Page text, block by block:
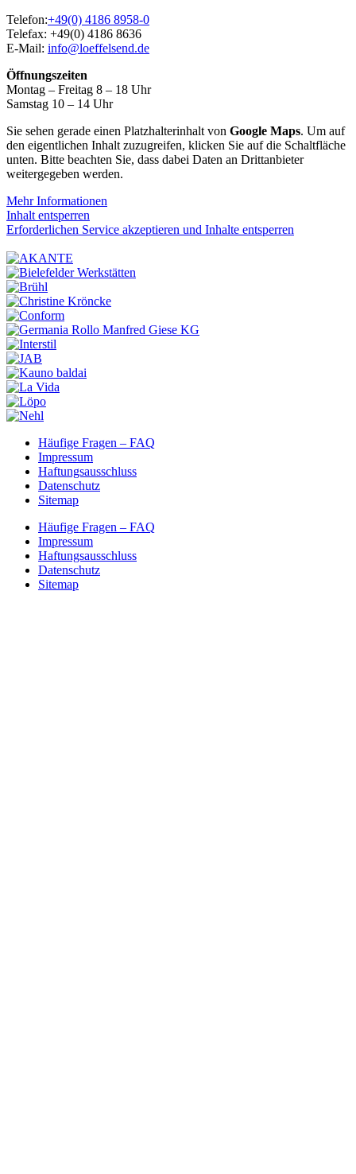
Telefon:+49(0) 4186 8958-0
Telefax: +49(0) 4186 8636
E-Mail: info@loeffelsend.de
Öffnungszeiten
Montag – Freitag 8 – 18 Uhr
Samstag 10 – 14 Uhr
Sie sehen gerade einen Platzhalterinhalt von Google Maps. Um auf
den eigentlichen Inhalt zuzugreifen, klicken Sie auf die Schaltfläche
unten. Bitte beachten Sie, dass dabei Daten an Drittanbieter
weitergegeben werden.
Mehr Informationen
Inhalt entsperren
Erforderlichen Service akzeptieren und Inhalte entsperren
Häufige Fragen – FAQ
Impressum
Haftungsausschluss
Datenschutz
Sitemap
Häufige Fragen – FAQ
Impressum
Haftungsausschluss
Datenschutz
Sitemap